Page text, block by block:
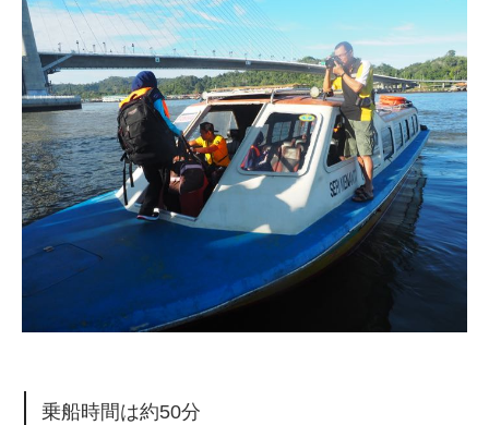
乗船時間は約50分